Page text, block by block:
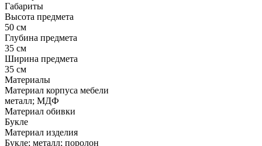
Габариты
Высота предмета
50 см
Глубина предмета
35 см
Ширина предмета
35 см
Материалы
Материал корпуса мебели
металл; МДФ
Материал обивки
Букле
Материал изделия
Букле; металл; поролон